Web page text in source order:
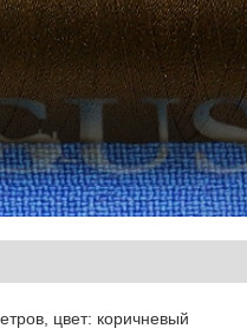
цвет: коричневый